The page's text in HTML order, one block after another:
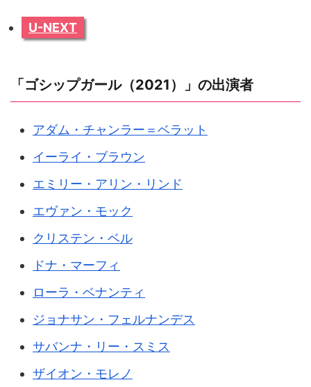
U-NEXT
「ゴシップガール（2021）」の出演者
アダム・チャンラー＝ベラット
イーライ・ブラウン
エミリー・アリン・リンド
エヴァン・モック
クリステン・ベル
ドナ・マーフィ
ローラ・ベナンティ
ジョナサン・フェルナンデス
サバンナ・リー・スミス
ザイオン・モレノ